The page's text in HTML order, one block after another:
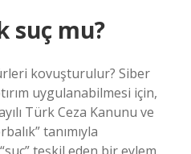
suç mu?
kovuşturulur? Siber
uygulanabilmesi için,
Türk Ceza Kanunu ve
tanımıyla